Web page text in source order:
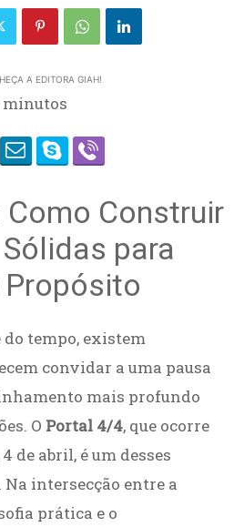
A EDITORA GIAH!
minutos
Construir
para
Propósito
tempo, existem
convidar a uma pausa
mais profundo
O Portal 4/4, que ocorre
de abril, é um desses
intersecção entre a
prática e o